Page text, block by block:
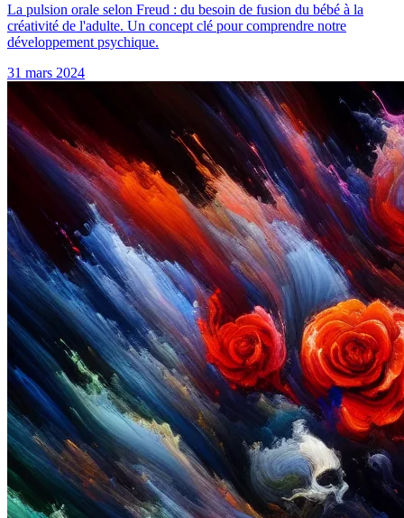
La pulsion orale selon Freud : du besoin de fusion du bébé à la
créativité de l'adulte. Un concept clé pour comprendre notre
développement psychique.
31 mars 2024